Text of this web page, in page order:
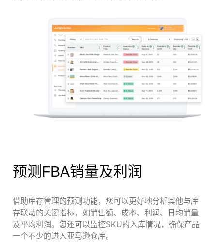
预测FBA销量及利润
借助库存管理的预测功能，您可以更好地分析其他与库
存联动的关键指标，如销售额、成本、利润、日均销量
及平均利润。您还可以监控SKU的入库情况，确保产品
一个不少的进入亚马逊仓库。